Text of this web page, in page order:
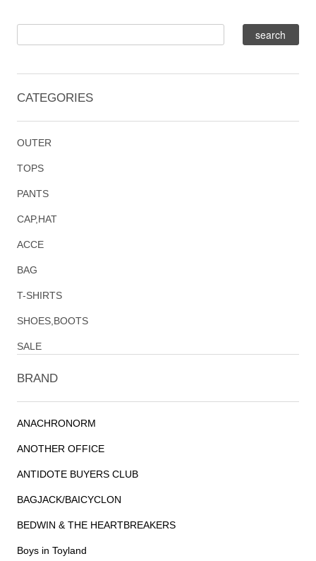
CATEGORIES
OUTER
TOPS
PANTS
CAP,HAT
ACCE
BAG
T-SHIRTS
SHOES,BOOTS
SALE
BRAND
ANACHRONORM
ANOTHER OFFICE
ANTIDOTE BUYERS CLUB
BAGJACK/BAICYCLON
BEDWIN & THE HEARTBREAKERS
Boys in Toyland